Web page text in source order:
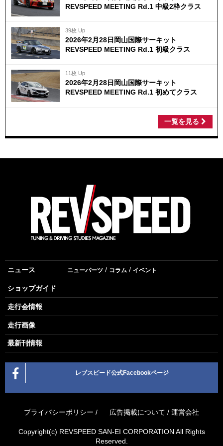
REVSPEED MEETING Rd.1 中級2枠クラス
39枚 Up
2026年2月28日岡山国際サーキット
REVSPEED MEETING Rd.1 初級クラス
11枚 Up
2026年2月28日岡山国際サーキット
REVSPEED MEETING Rd.1 初めてクラス
一覧を見る
ニュース ニューパーツ コラム イベント
ショップガイド
走行会情報
走行画像
最新刊情報
レブスピード公式Facebookページ
プライバシーポリシー / 広告掲載について / 運営会社
Copyright(c) REVSPEED SAN-EI CORPORATION All Rights
Reserved.